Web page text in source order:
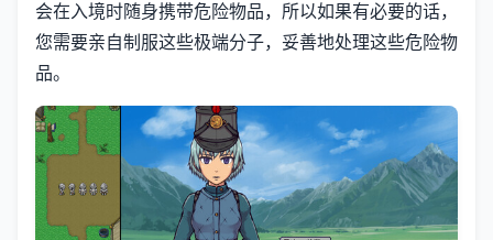
会在入境时随身携带危险物品，所以如果有必要的话，
您需要亲自制服这些极端分子，妥善地处理这些危险物
品。